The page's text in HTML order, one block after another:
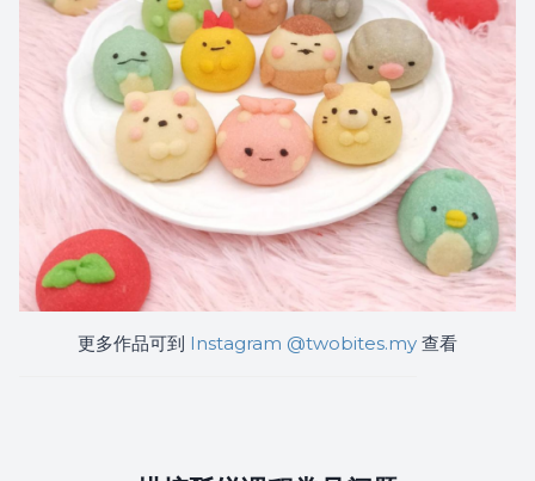
更多作品可到 Instagram @twobites.my 查看